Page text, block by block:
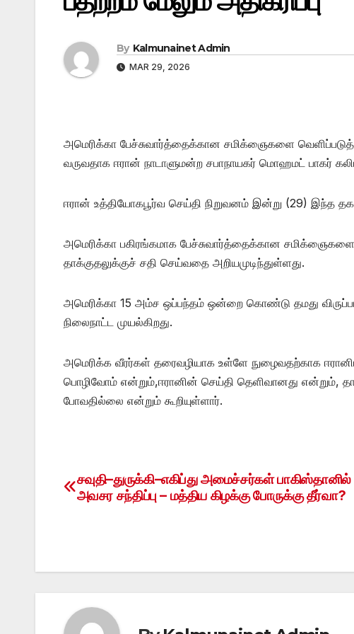
By Kalmunainet Admin
MAR 29, 2026
அமெரிக்கா பேச்சுவார்த்தைக்கான சமிக்ஞைகளை
வருவதாக ஈரான் நாடாளுமன்ற சபாநாயகர் மொஹமட் பாகர்
ஈரான் உத்தியோகபூர்வ செய்தி நிறுவனம் இன்று (29) இந்த
அமெரிக்கா பகிரங்கமாக பேச்சுவார்த்தைக்கான
தாக்குதலுக்குச் சதி செய்வதை அறியமுடிந்துள்ளது.
அமெரிக்கா 15 அம்ச ஒப்பந்தம் ஒன்றை கொண்டு தமது
நிலைநாட்ட முயல்கிறது.
அமெரிக்க வீரர்கள் தரைவழியாக உள்ளே நுழைவதற்காக
பொழிவோம் என்றும்,ஈரானின் செய்தி தெளிவானது என்றும்,
போவதில்லை என்றும் கூறியுள்ளார்.
Post
சவுதி–துருக்கி–எகிப்து அமைச்சர்கள் பாகிஸ்தானில்
அவசர சந்திப்பு – மத்திய கிழக்கு போருக்கு தீர்வா?